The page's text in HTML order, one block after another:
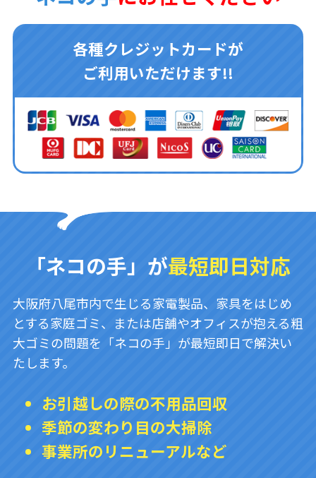
各種クレジットカードが
ご利用いただけます!!
「ネコの手」が最短即日対応
大阪府八尾市内で生じる家電製品、家具をはじめ
とする家庭ゴミ、または店舗やオフィスが抱える粗
大ゴミの問題を「ネコの手」が最短即日で解決い
たします。
お引越しの際の不用品回収
季節の変わり目の大掃除
事業所のリニューアルなど